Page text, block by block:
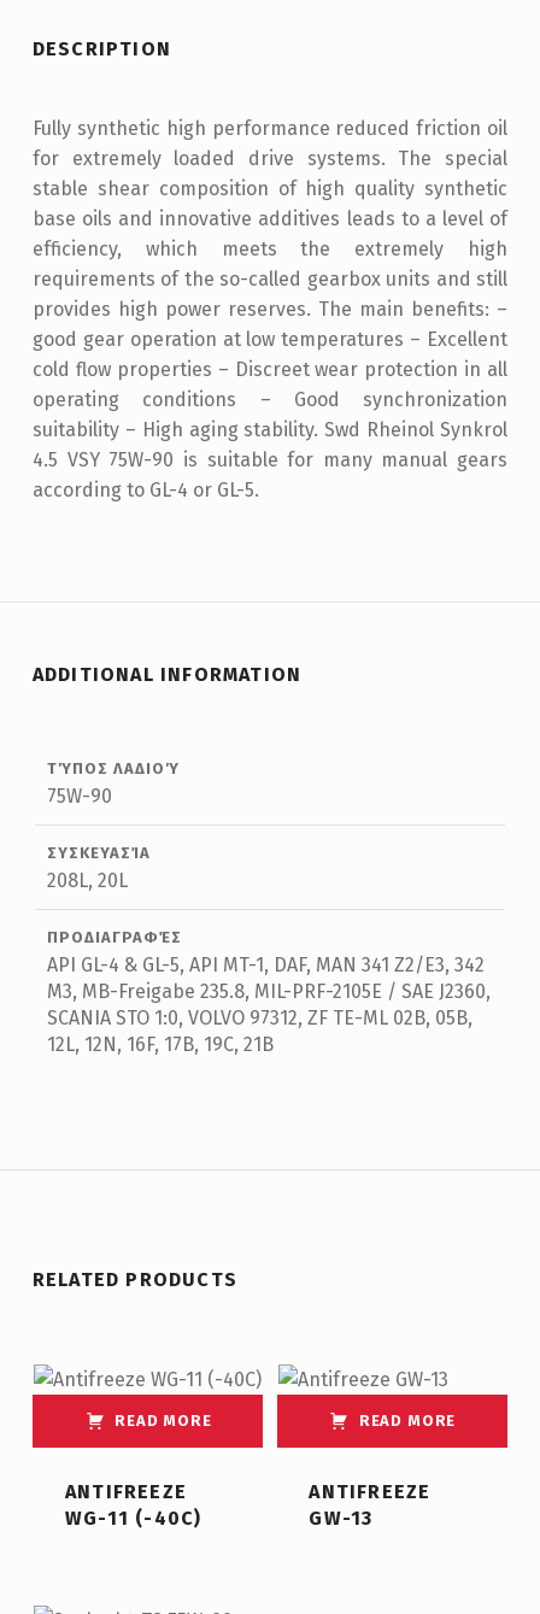
DESCRIPTION
Fully synthetic high performance reduced friction oil
for extremely loaded drive systems. The special
stable shear composition of high quality synthetic
base oils and innovative additives leads to a level of
efficiency, which meets the extremely high
requirements of the so-called gearbox units and still
provides high power reserves. The main benefits: –
good gear operation at low temperatures – Excellent
cold flow properties – Discreet wear protection in all
operating conditions – Good synchronization
suitability – High aging stability. Swd Rheinol Synkrol
4.5 VSY 75W-90 is suitable for many manual gears
according to GL-4 or GL-5.
ADDITIONAL INFORMATION
ΤΎΠΟΣ ΛΑΔΙΟΎ
75W-90
ΣΥΣΚΕΥΑΣΊΑ
208L, 20L
ΠΡΟΔΙΑΓΡΑΦΈΣ
API GL-4 & GL-5, API MT-1, DAF, MAN 341 Z2/E3, 342
M3, MB-Freigabe 235.8, MIL-PRF-2105E / SAE J2360,
SCANIA STO 1:0, VOLVO 97312, ZF TE-ML 02B, 05B,
12L, 12N, 16F, 17B, 19C, 21B
RELATED PRODUCTS
READ MORE
ANTIFREEZE
WG-11 (-40C)
READ MORE
ANTIFREEZE
GW-13